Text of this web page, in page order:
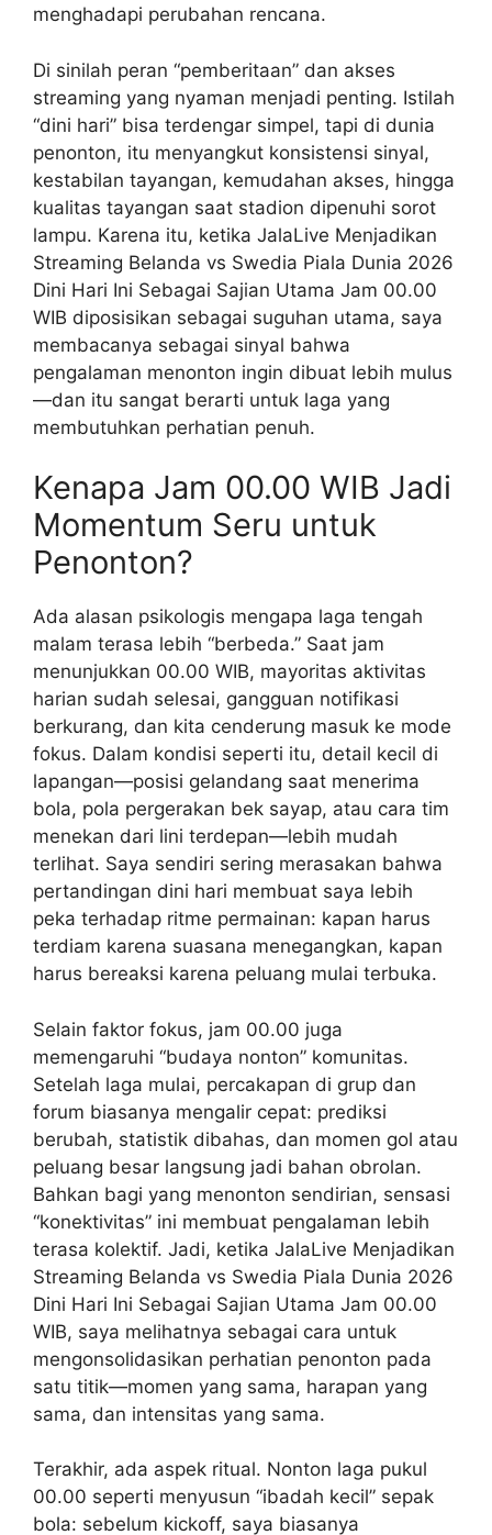
menghadapi perubahan rencana.
Di sinilah peran “pemberitaan” dan akses
streaming yang nyaman menjadi penting. Istilah
“dini hari” bisa terdengar simpel, tapi di dunia
penonton, itu menyangkut konsistensi sinyal,
kestabilan tayangan, kemudahan akses, hingga
kualitas tayangan saat stadion dipenuhi sorot
lampu. Karena itu, ketika JalaLive Menjadikan
Streaming Belanda vs Swedia Piala Dunia 2026
Dini Hari Ini Sebagai Sajian Utama Jam 00.00
WIB diposisikan sebagai suguhan utama, saya
membacanya sebagai sinyal bahwa
pengalaman menonton ingin dibuat lebih mulus
—dan itu sangat berarti untuk laga yang
membutuhkan perhatian penuh.
Kenapa Jam 00.00 WIB Jadi
Momentum Seru untuk
Penonton?
Ada alasan psikologis mengapa laga tengah
malam terasa lebih “berbeda.” Saat jam
menunjukkan 00.00 WIB, mayoritas aktivitas
harian sudah selesai, gangguan notifikasi
berkurang, dan kita cenderung masuk ke mode
fokus. Dalam kondisi seperti itu, detail kecil di
lapangan—posisi gelandang saat menerima
bola, pola pergerakan bek sayap, atau cara tim
menekan dari lini terdepan—lebih mudah
terlihat. Saya sendiri sering merasakan bahwa
pertandingan dini hari membuat saya lebih
peka terhadap ritme permainan: kapan harus
terdiam karena suasana menegangkan, kapan
harus bereaksi karena peluang mulai terbuka.
Selain faktor fokus, jam 00.00 juga
memengaruhi “budaya nonton” komunitas.
Setelah laga mulai, percakapan di grup dan
forum biasanya mengalir cepat: prediksi
berubah, statistik dibahas, dan momen gol atau
peluang besar langsung jadi bahan obrolan.
Bahkan bagi yang menonton sendirian, sensasi
“konektivitas” ini membuat pengalaman lebih
terasa kolektif. Jadi, ketika JalaLive Menjadikan
Streaming Belanda vs Swedia Piala Dunia 2026
Dini Hari Ini Sebagai Sajian Utama Jam 00.00
WIB, saya melihatnya sebagai cara untuk
mengonsolidasikan perhatian penonton pada
satu titik—momen yang sama, harapan yang
sama, dan intensitas yang sama.
Terakhir, ada aspek ritual. Nonton laga pukul
00.00 seperti menyusun “ibadah kecil” sepak
bola: sebelum kickoff, saya biasanya